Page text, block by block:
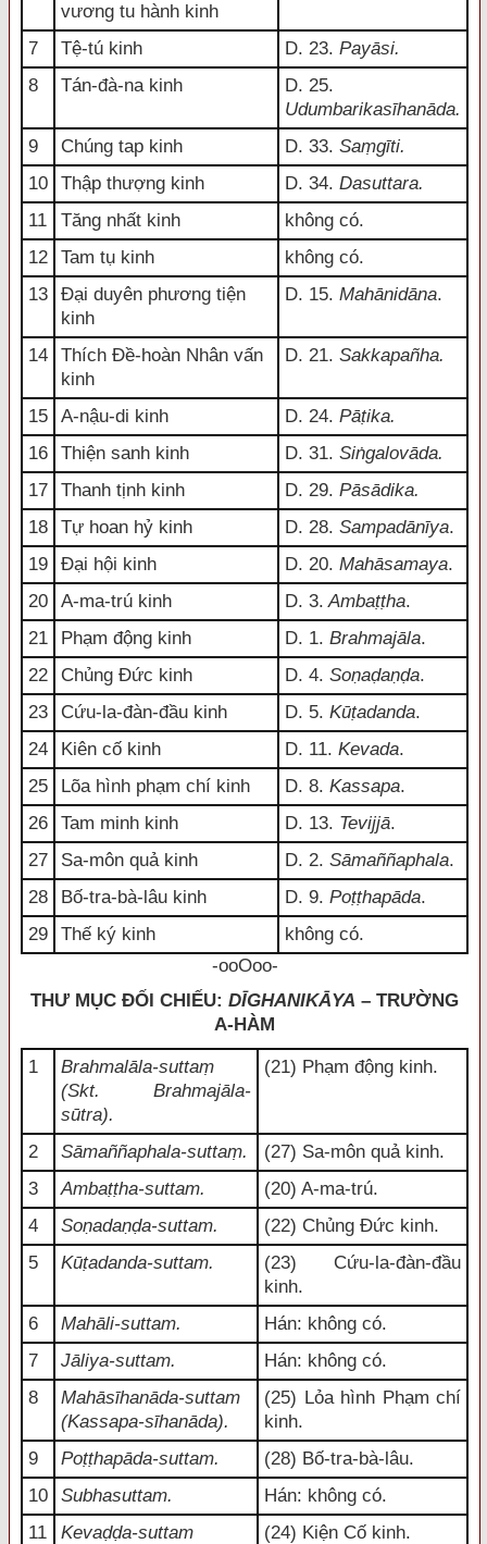
vương tu hành kinh
7 Tệ-tú kinh D. 23. Payāsi.
8
Tán-đà-na kinh
D. 25.
Udumbarikasīhanāda.
9
Chúng tap kinh D. 33. Saṃgīti.
10
Thập thượng kinh D. 34. Dasuttara.
11
Tăng nhất kinh
không có.
12
Tam tụ kinh
không có.
13
Đại duyên phương tiện
kinh
D. 15. Mahānidāna.
14
Thích Đề-hoàn Nhân vấn
kinh
D. 21. Sakkapañha.
15 A-nậu-di kinh D. 24. Pāṭika.
16
Thiện sanh kinh D. 31. Siṅgalovāda.
17
Thanh tịnh kinh D. 29. Pāsādika.
18
Tự hoan hỷ kinh D. 28. Sampadānīya.
19
Đại hội kinh D. 20. Mahāsamaya.
20
A-ma-trú kinh D. 3. Ambaṭṭha.
21
Phạm động kinh D. 1. Brahmajāla.
22
Chủng Đức kinh D. 4. Soṇaḍaṇḍa.
23
Cứu-la-đàn-đầu kinh D. 5. Kūṭadanda.
24
Kiên cố kinh D. 11. Kevada.
25
Lõa hình phạm chí kinh D. 8. Kassapa.
26
Tam minh kinh D. 13. Tevijjā.
27
Sa-môn quả kinh D. 2. Sāmaññaphala.
28
Bố-tra-bà-lâu kinh D. 9. Poṭṭhapāda.
29
Thế ký kinh
không có.
-ooOoo-
THƯ MỤC ĐỐI CHIẾU: DĪGHANIKĀYA – TRƯỜNG
A-HÀM
1
Brahmalāla-suttaṃ
(Skt. Brahmajāla-
sūtra).
(21) Phạm động kinh.
2 Sāmaññaphala-suttaṃ.
(27) Sa-môn quả kinh.
3
Ambaṭṭha-suttam.
(20) A-ma-trú.
4
Soṇadaṇḍa-suttam.
(22) Chủng Đức kinh.
5
Kūṭadanda-suttam.
(23) Cứu-la-đàn-đầu
kinh.
6
Mahāli-suttam.
Hán: không có.
7
Jāliya-suttam.
Hán: không có.
8
Mahāsīhanāda-suttam
(Kassapa-sīhanāda).
(25) Lỏa hình Phạm chí
kinh.
9
Poṭṭhapāda-suttam.
(28) Bố-tra-bà-lâu.
10
Subhasuttam.
Hán: không có.
11
Kevaḍḍa-suttam
(24) Kiện Cố kinh.